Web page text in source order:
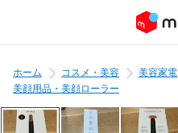
ホーム コスメ・美容 美容家電
美顔用品・美顔ローラー